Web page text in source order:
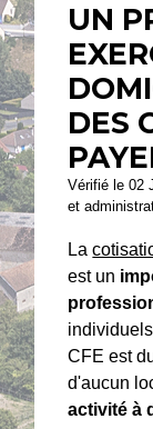
UN
DES
Vérifié le 02
et
La
est un
CFE est
d'aucun
activité à